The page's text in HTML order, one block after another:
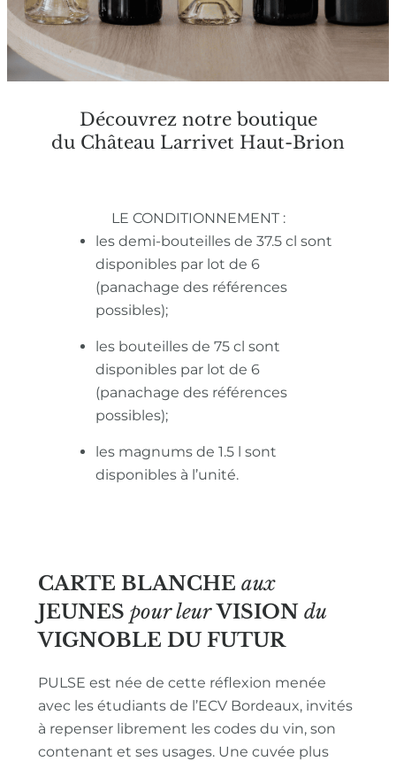
Découvrez notre boutique
du Château Larrivet Haut-Brion
LE CONDITIONNEMENT :
les demi-bouteilles de 37.5 cl sont
disponibles par lot de 6
(panachage des références
possibles);
les bouteilles de 75 cl sont
disponibles par lot de 6
(panachage des références
possibles);
les magnums de 1.5 l sont
disponibles à l’unité.
CARTE BLANCHE aux
JEUNES pour leur VISION du
VIGNOBLE DU FUTUR
PULSE est née de cette réflexion menée
avec les étudiants de l’ECV Bordeaux, invités
à repenser librement les codes du vin, son
contenant et ses usages. Une cuvée plus